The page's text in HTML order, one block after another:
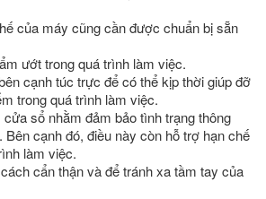
của máy cũng cần được chuẩn bị sẵn
ướt trong quá trình làm việc.
cạnh túc trực để có thể kịp thời giúp đỡ
trong quá trình làm việc.
sổ nhằm đảm bảo tình trạng thông
Bên cạnh đó, điều này còn hỗ trợ hạn chế
làm việc.
cẩn thận và để tránh xa tầm tay của